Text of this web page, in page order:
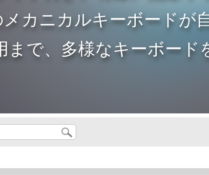
カニカルキーボードが
で、多様なキーボード